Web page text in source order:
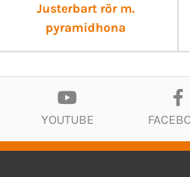
Justerbart rör m.
pyramidhona
YOUTUBE